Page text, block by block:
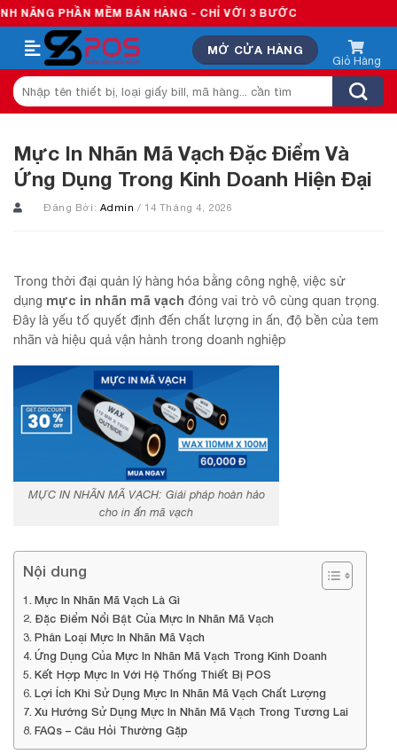
Skip
to
content
PHẦN MỀM BÁN HÀNG - CHỈ VỚI 3 BƯỚC
MỞ CỬA HÀNG
Tìm
kiếm:
Mực In Nhãn Mã Vạch Đặc Điểm Và
Ứng Dụng Trong Kinh Doanh Hiện Đại
Đăng Bởi: Admin/ 14 Tháng 4, 2026
Trong thời đại quản lý hàng hóa bằng công nghệ, việc sử
dụng mực in nhãn mã vạch đóng vai trò vô cùng quan trọng.
Đây là yếu tố quyết định đến chất lượng in ấn, độ bền của tem
nhãn và hiệu quả vận hành trong doanh nghiệp
MỰC IN NHÃN MÃ VẠCH: Giải pháp hoàn hảo
cho in ấn mã vạch
Nội dung
Mực In Nhãn Mã Vạch Là Gì
Đặc Điểm Nổi Bật Của Mực In Nhãn Mã Vạch
Phân Loại Mực In Nhãn Mã Vạch
Ứng Dụng Của Mực In Nhãn Mã Vạch Trong Kinh Doanh
Kết Hợp Mực In Với Hệ Thống Thiết Bị POS
Lợi Ích Khi Sử Dụng Mực In Nhãn Mã Vạch Chất Lượng
Xu Hướng Sử Dụng Mực In Nhãn Mã Vạch Trong Tương Lai
FAQs – Câu Hỏi Thường Gặp